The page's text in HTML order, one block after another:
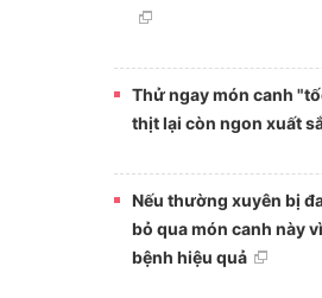
Thử ngay món canh
thịt lại còn ngon xuất
Nếu thường xuyên bị
bỏ qua món canh này
bệnh hiệu quả